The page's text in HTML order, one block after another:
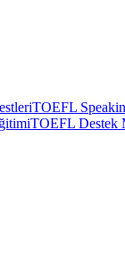
TOEFL
TOEFL Destek